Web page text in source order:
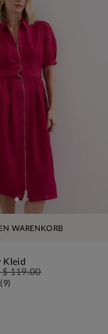
WARENKORB
Kleid
$ 119.00
(9)